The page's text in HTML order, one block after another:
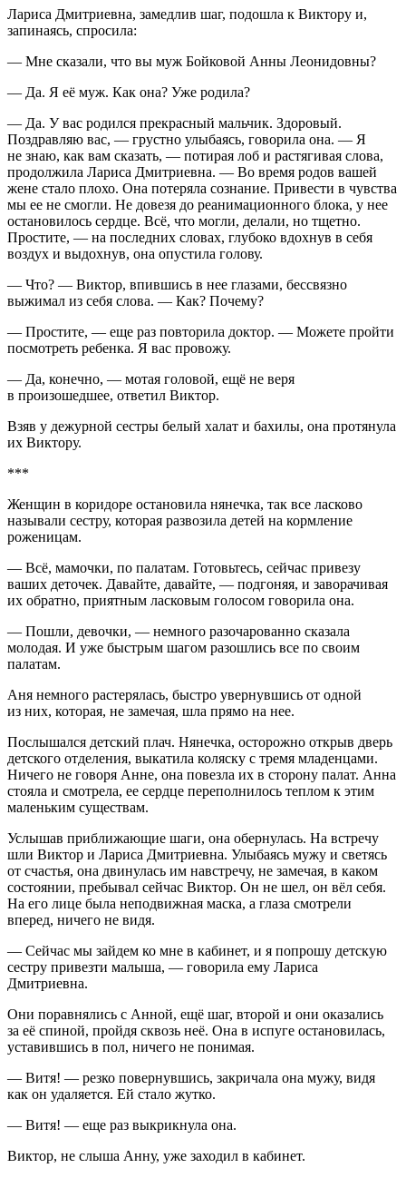
Лариса Дмитриевна, замедлив шаг, подошла к Виктору и,
запинаясь, спросила:
— Мне сказали, что вы муж Бойковой Анны Леонидовны?
— Да. Я её муж. Как она? Уже родила?
— Да. У вас родился прекрасный мальчик. Здоровый.
Поздравляю вас, — грустно улыбаясь, говорила она. — Я
не знаю, как вам сказать, — потирая лоб и растягивая слова,
продолжила Лариса Дмитриевна. — Во время родов вашей
жене стало плохо. Она потеряла сознание. Привести в чувства
мы ее не смогли. Не довезя до реанимационного блока, у нее
остановилось сердце. Всё, что могли, делали, но тщетно.
Простите, — на последних словах, глубоко вдохнув в себя
воздух и выдохнув, она опустила голову.
— Что? — Виктор, впившись в нее глазами, бессвязно
выжимал из себя слова. — Как? Почему?
— Простите, — еще раз повторила доктор. — Можете пройти
посмотреть ребенка. Я вас провожу.
— Да, конечно, — мотая головой, ещё не веря
в произошедшее, ответил Виктор.
Взяв у дежурной сестры белый халат и бахилы, она протянула
их Виктору.
***
Женщин в коридоре остановила нянечка, так все ласково
называли сестру, которая развозила детей на кормление
роженицам.
— Всё, мамочки, по палатам. Готовьтесь, сейчас привезу
ваших деточек. Давайте, давайте, — подгоняя, и заворачивая
их обратно, приятным ласковым голосом говорила она.
— Пошли, девочки, — немного разочарованно сказала
молодая. И уже быстрым шагом разошлись все по своим
палатам.
Аня немного растерялась, быстро увернувшись от одной
из них, которая, не замечая, шла прямо на нее.
Послышался детский плач. Нянечка, осторожно открыв дверь
детского отделения, выкатила коляску с тремя младенцами.
Ничего не говоря Анне, она повезла их в сторону палат. Анна
стояла и смотрела, ее сердце переполнилось теплом к этим
маленьким существам.
Услышав приближающие шаги, она обернулась. На встречу
шли Виктор и Лариса Дмитриевна. Улыбаясь мужу и светясь
от счастья, она двинулась им навстречу, не замечая, в каком
состоянии, пребывал сейчас Виктор. Он не шел, он вёл себя.
На его лице была неподвижная маска, а глаза смотрели
вперед, ничего не видя.
— Сейчас мы зайдем ко мне в кабинет, и я попрошу детскую
сестру привезти малыша, — говорила ему Лариса
Дмитриевна.
Они поравнялись с Анной, ещё шаг, второй и они оказались
за её спиной, пройдя сквозь неё. Она в испуге остановилась,
уставившись в пол, ничего не понимая.
— Витя! — резко повернувшись, закричала она мужу, видя
как он удаляется. Ей стало жутко.
— Витя! — еще раз выкрикнула она.
Виктор, не слыша Анну, уже заходил в кабинет.